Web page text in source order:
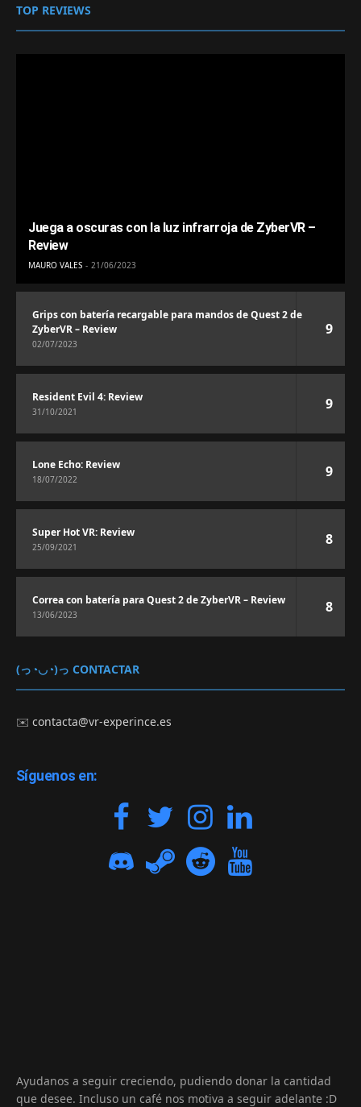
TOP REVIEWS
Juega a oscuras con la luz infrarroja de ZyberVR –
Review
MAURO VALES 21/06/2023
Grips con batería recargable para mandos de Quest 2 de
ZyberVR – Review
02/07/2023
9
Resident Evil 4: Review
31/10/2021 9
Lone Echo: Review
18/07/2022 9
Super Hot VR: Review
25/09/2021 8
Correa con batería para Quest 2 de ZyberVR – Review
13/06/2023 8
(っ◔◡◔)っ CONTACTAR
✉️contacta@vr-experince.es
Síguenos en:
Ayudanos a seguir creciendo, pudiendo donar la cantidad
que desee. Incluso un café nos motiva a seguir adelante :D